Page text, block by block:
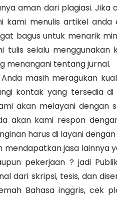
aman dari plagiasi.
kami menulis artikel
bagus untuk menarik
tulis selalu menggunakan
menangani tentang jurnal.
masih meragukan
kontak yang tersedia
akan melayani
akan kami respon
harus di layani
mendapatkan jasa
pekerjaan ? jadi
dari skripsi, tesis, dan
Bahasa inggris, cek